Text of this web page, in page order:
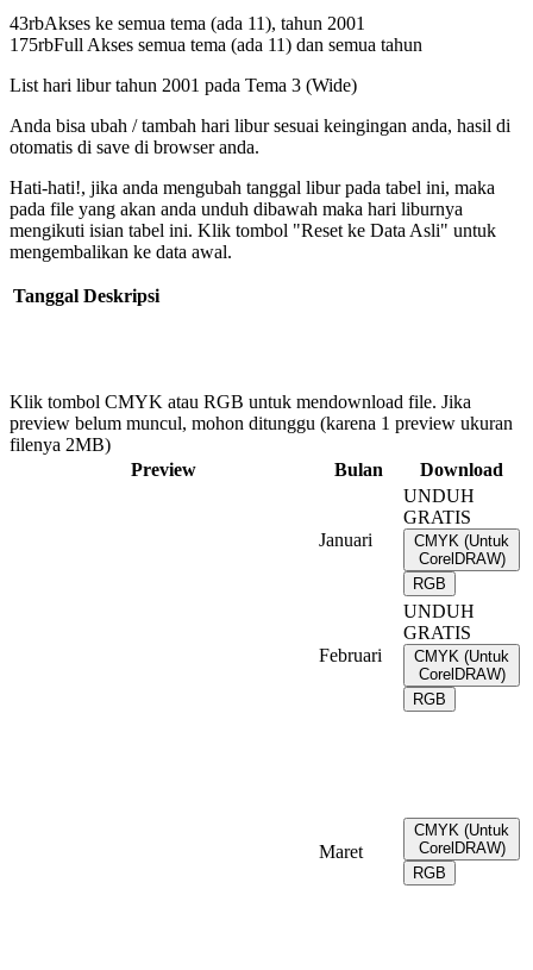
43rbAkses ke semua tema (ada 11), tahun 2001
175rbFull Akses semua tema (ada 11) dan semua tahun
List hari libur tahun 2001 pada Tema 3 (Wide)
Anda bisa ubah / tambah hari libur sesuai keingingan anda, hasil di
otomatis di save di browser anda.
Hati-hati!, jika anda mengubah tanggal libur pada tabel ini, maka
pada file yang akan anda unduh dibawah maka hari liburnya
mengikuti isian tabel ini. Klik tombol "Reset ke Data Asli" untuk
mengembalikan ke data awal.
Tanggal Deskripsi
Klik tombol CMYK atau RGB untuk mendownload file. Jika
preview belum muncul, mohon ditunggu (karena 1 preview ukuran
filenya 2MB)
Preview
Bulan Download
Januari
UNDUH
GRATIS
CMYK (Untuk
CorelDRAW)
RGB
Februari
UNDUH
GRATIS
CMYK (Untuk
CorelDRAW)
RGB
Maret
CMYK (Untuk
CorelDRAW)
RGB